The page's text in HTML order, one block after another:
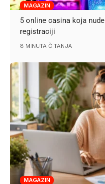
MAGAZIN
5 online casina koja
registraciji
8 MINUTA ČITANJA
MAGAZIN